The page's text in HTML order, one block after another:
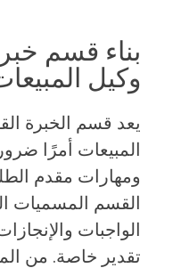
بناء قسم
وكيل
يعد قسم الخبرة
المبيعات أمرًا
ومهارات مقدم
القسم المسميات
الواجبات
تقدير خاصة. من